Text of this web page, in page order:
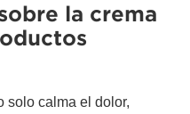
la crema
solo calma el dolor,